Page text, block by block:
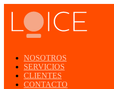
NOSOTROS
SERVICIOS
CLIENTES
CONTACTO